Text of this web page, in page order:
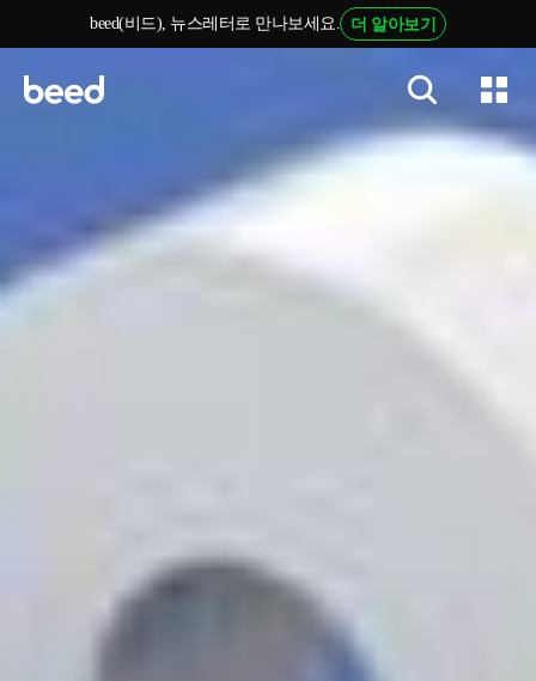
beed(비드), 뉴스레터로 만나보세요. 더 알아보기